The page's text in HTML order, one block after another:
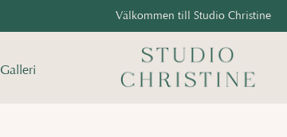
Välkommen till Studio Christine
Galleri